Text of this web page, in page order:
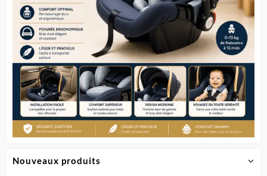
Nouveaux produits